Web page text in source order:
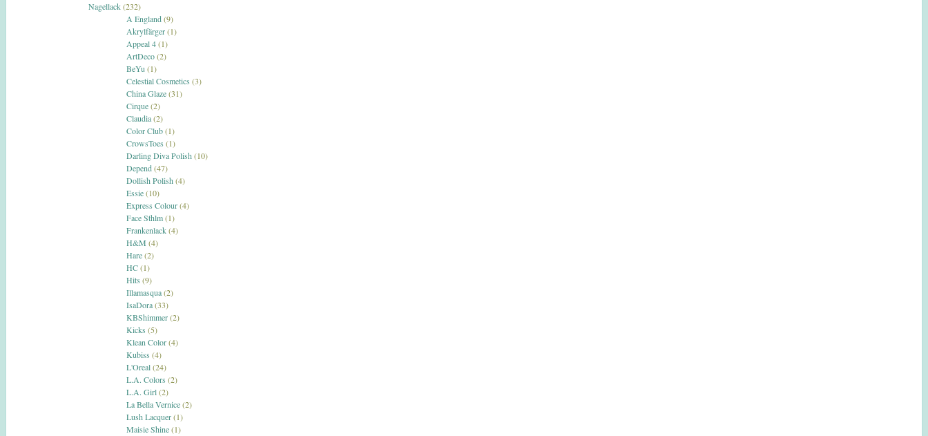
Nagellack(232)
A England(9)
Akrylfärger(1)
Appeal 4(1)
ArtDeco(2)
BeYu (1)
Celestial Cosmetics (3)
China Glaze(31)
Cirque(2)
Claudia(2)
Color Club(1)
CrowsToes (1)
Darling Diva Polish (10)
Depend(47)
Dollish Polish (4)
Essie(10)
Express Colour(4)
Face Sthlm(1)
Frankenlack(4)
H&M (4)
Hare(2)
HC(1)
Hits (9)
Illamasqua(2)
IsaDora(33)
KBShimmer(2)
Kicks (5)
Klean Color(4)
Kubiss (4)
L'Oreal(24)
L.A. Colors (2)
L.A. Girl(2)
La Bella Vernice(2)
Lush Lacquer(1)
Maisie Shine(1)